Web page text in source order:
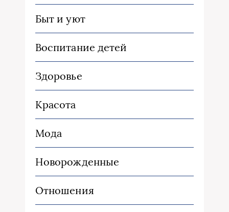
Быт и уют
Воспитание детей
Здоровье
Красота
Мода
Новорожденные
Отношения